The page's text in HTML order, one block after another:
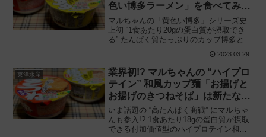
色い博多ラーメン」を食べてみた
結果‥‥
マルちゃんの「黄色い博多」シリーズ史
上初 “1食あたり20gの蛋白質が摂取でき
る” たんぱく質たっぷりのカップ博多とん
りの黄色い博多ラーメン」を食べてみた
感想と評価・レビューです。
2023.03.29
東洋水産
業界初!? マルちゃんの “ハイプロ
テイン” 和風カップ麺「お揚げと
お揚げのきつねそば」は新たな市
場開拓の兆しとなるか
いま話題の “高たんぱく商戦” にマルちゃ
んも参入!? 1食あたり18gの蛋白質が摂取
できる付加価値型のハイプロテイン和風